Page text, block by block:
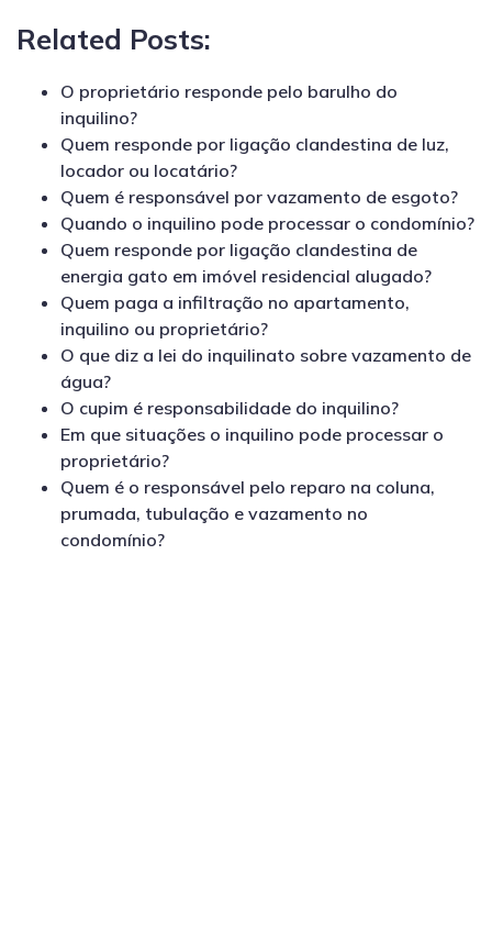
Related Posts:
O proprietário responde pelo barulho do
inquilino?
Quem responde por ligação clandestina de luz,
locador ou locatário?
Quem é responsável por vazamento de esgoto?
Quando o inquilino pode processar o condomínio?
Quem responde por ligação clandestina de
energia gato em imóvel residencial alugado?
Quem paga a infiltração no apartamento,
inquilino ou proprietário?
O que diz a lei do inquilinato sobre vazamento de
água?
O cupim é responsabilidade do inquilino?
Em que situações o inquilino pode processar o
proprietário?
Quem é o responsável pelo reparo na coluna,
prumada, tubulação e vazamento no
condomínio?